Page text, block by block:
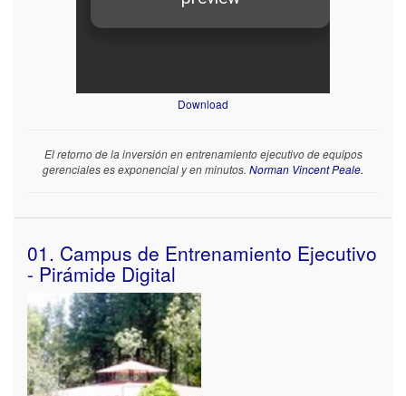
Download
El retorno de la inversión en entrenamiento ejecutivo de equipos
gerenciales es exponencial y en minutos. Norman Vincent Peale.
01. Campus de Entrenamiento Ejecutivo
- Pirámide Digital